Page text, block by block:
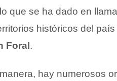
que se ha dado en
históricos del
Foral.
hay numerosos